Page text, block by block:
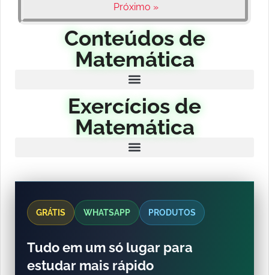
Próximo »
Conteúdos de
Matemática
Exercícios de
Matemática
GRÁTIS WHATSAPP PRODUTOS
Tudo em um só lugar para
estudar mais rápido